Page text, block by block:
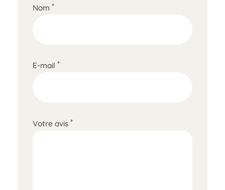
Nom *
E-mail *
Votre avis *